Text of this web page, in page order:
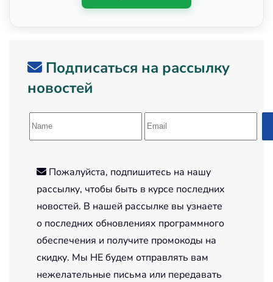
Подписаться на рассылку
новостей
Пожалуйста, подпишитесь на нашу
рассылку, чтобы быть в курсе последних
новостей. В нашей рассылке вы узнаете
о последних обновлениях программного
обеспечения и получите промокоды на
скидку. Мы НЕ будем отправлять вам
нежелательные письма или передавать